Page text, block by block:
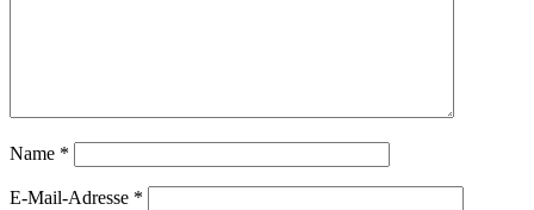
Name *
E-Mail-Adresse *